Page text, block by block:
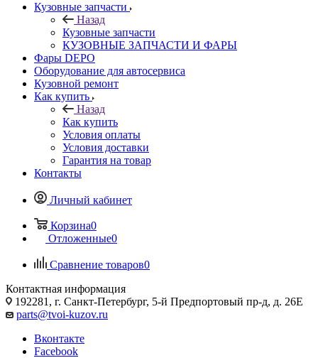
Кузовные запчасти
Назад
Кузовные запчасти
КУЗОВНЫЕ ЗАПЧАСТИ И ФАРЫ
Фары DEPO
Оборудование для автосервиса
Кузовной ремонт
Как купить
Назад
Как купить
Условия оплаты
Условия доставки
Гарантия на товар
Контакты
Личный кабинет
Корзина0
Отложенные0
Сравнение товаров0
Контактная информация
192281, г. Санкт-Петербург, 5-й Предпортовый пр-д, д. 26Е
parts@tvoi-kuzov.ru
Вконтакте
Facebook